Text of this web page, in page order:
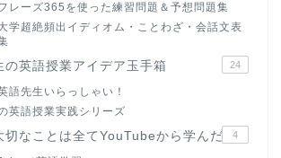
レーズ365を使った練習問題＆予想問題集
学超絶頻出イディオム・ことわざ・会話文表
の英語授業アイデア玉手箱 24
語先生いらっしゃい！
英語授業実践シリーズ
切なことは全てYouTubeから学んだ 4